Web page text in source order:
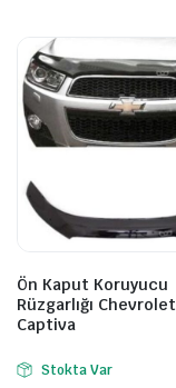
Ön Kaput Koruyucu
Rüzgarlığı Chevrolet
Captiva
Stokta Var